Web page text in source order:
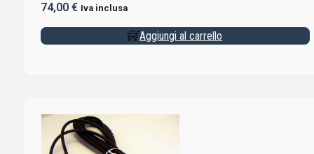
74,00 € Iva inclusa
Aggiungi al carrello